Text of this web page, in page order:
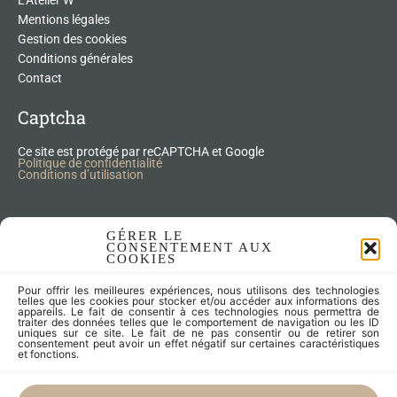
GÉRER LE
CONSENTEMENT AUX
COOKIES
Pour offrir les meilleures expériences, nous utilisons des technologies
telles que les cookies pour stocker et/ou accéder aux informations des
appareils. Le fait de consentir à ces technologies nous permettra de
traiter des données telles que le comportement de navigation ou les ID
uniques sur ce site. Le fait de ne pas consentir ou de retirer son
consentement peut avoir un effet négatif sur certaines caractéristiques
et fonctions.
Mentions légales
Gestion des cookies
Conditions générales
Contact
Captcha
Ce site est protégé par reCAPTCHA et Google
Politique de confidentialité
Conditions d’utilisation
Nos Produits Upcycling
Articles zéro déchet
Fleurs séchées
Lampes
Meubles
Objets